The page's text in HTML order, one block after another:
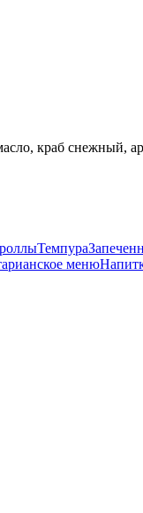
краб снежный,
Темпура
меню